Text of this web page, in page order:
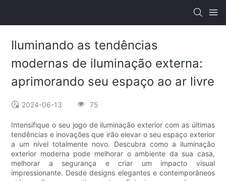
Iluminando as tendências
modernas de iluminação externa:
aprimorando seu espaço ao ar livre
2024-06-13 75
Intensifique o seu jogo de iluminação exterior com as últimas
tendências e inovações que irão elevar o seu espaço exterior
a um nível totalmente novo. Descubra como a iluminação
exterior moderna pode melhorar o ambiente da sua casa,
melhorar a segurança e criar um impacto visual
impressionante. Desde designs elegantes e contemporâneos